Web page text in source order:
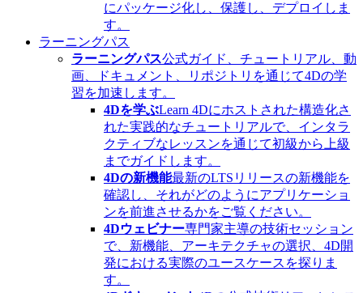
にパッケージ化し、保護し、デプロイしま
す。
ラーニングパス
ラーニングパス公式ガイド、チュートリアル、動
画、ドキュメント、リポジトリを通じて4Dの学
習を加速します。
4Dを学ぶLearn 4Dにホストされた構造化さ
れた実践的なチュートリアルで、インタラ
クティブなレッスンを通じて初級から上級
までガイドします。
4Dの新機能最新のLTSリリースの新機能を
確認し、それがどのようにアプリケーショ
ンを前進させるかをご覧ください。
4Dウェビナー専門家主導の技術セッション
で、新機能、アーキテクチャの選択、4D開
発における実際のユースケースを探りま
す。